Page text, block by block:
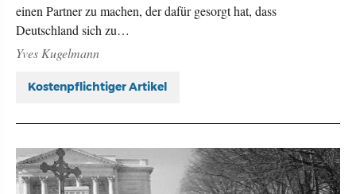
einen Partner zu machen, der dafür gesorgt hat, dass
Deutschland sich zu…
Yves Kugelmann
Kostenpflichtiger Artikel